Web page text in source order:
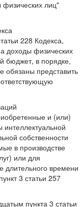
лиц"
228 Кодекса,
доходы физических
бюджет, в порядке,
обязаны представить
и (или)
собственности
в производстве
или для
длительного времени
3 статьи 257
пункта 3 статьи